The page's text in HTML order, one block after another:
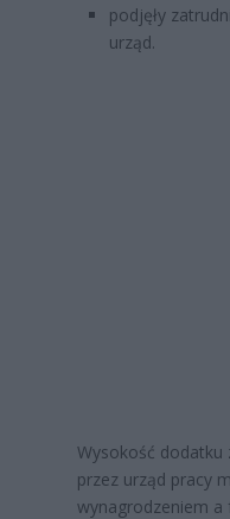
podjęły
urząd.
Wysokość dodatku
przez urząd pracy
wynagrodzeniem a